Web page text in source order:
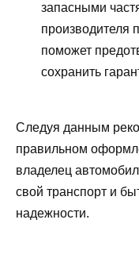
запасными
производителя
поможет
сохранить
Следуя данным
правильном
владелец
свой транспорт и
надежности.